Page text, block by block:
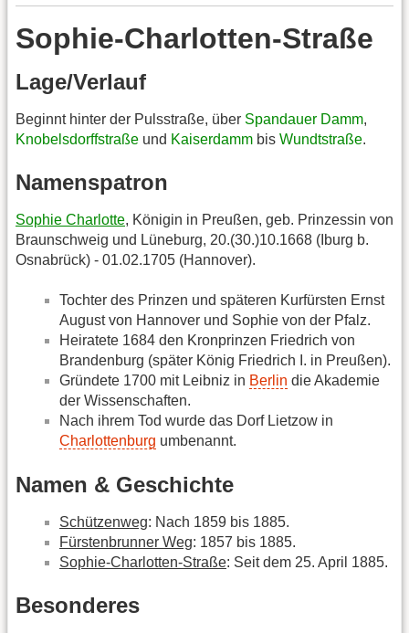
Sophie-Charlotten-Straße
Lage/Verlauf
Beginnt hinter der Pulsstraße, über Spandauer Damm,
Knobelsdorffstraße und Kaiserdamm bis Wundtstraße.
Namenspatron
Sophie Charlotte, Königin in Preußen, geb. Prinzessin von
Braunschweig und Lüneburg, 20.(30.)10.1668 (Iburg b.
Osnabrück) - 01.02.1705 (Hannover).
Tochter des Prinzen und späteren Kurfürsten Ernst
August von Hannover und Sophie von der Pfalz.
Heiratete 1684 den Kronprinzen Friedrich von
Brandenburg (später König Friedrich I. in Preußen).
Gründete 1700 mit Leibniz in Berlin die Akademie
der Wissenschaften.
Nach ihrem Tod wurde das Dorf Lietzow in
Charlottenburg umbenannt.
Namen & Geschichte
Schützenweg: Nach 1859 bis 1885.
Fürstenbrunner Weg: 1857 bis 1885.
Sophie-Charlotten-Straße: Seit dem 25. April 1885.
Besonderes